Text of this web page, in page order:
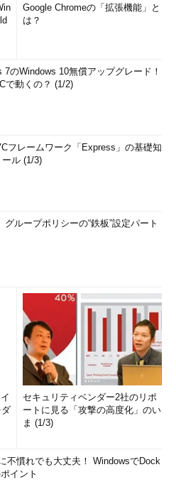
Google Chromeの「拡張機能」と
は？
7のWindows 10無償アップグレード！
で動くの？ (1/2)
フレームワーク「Express」の基礎知
ル (1/3)
グループポリシーの“鉄板”設定パート
セキュリティベンダー2社のリポ
ートに見る「攻撃の高度化」のい
ま (1/3)
不慣れでも大丈夫！ WindowsでDock
イント